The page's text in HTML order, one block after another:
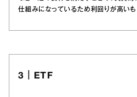
仕組みになっているため利回りが高いも
3｜ETF